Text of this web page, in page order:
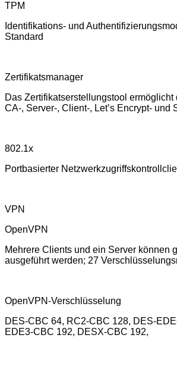
TPM
Identifikations- und
Standard
Zertifikatsmanager
Das Zertifikatserstellungstool ermöglicht
CA-, Server-, Client-, Let’s Encrypt- und
802.1x
Portbasierter
VPN
OpenVPN
Mehrere Clients und ein Server können
ausgeführt werden; 27
OpenVPN-Verschlüsselung
DES-CBC 64, RC2-CBC 128, DES-
EDE3-CBC 192, DESX-CBC 192,